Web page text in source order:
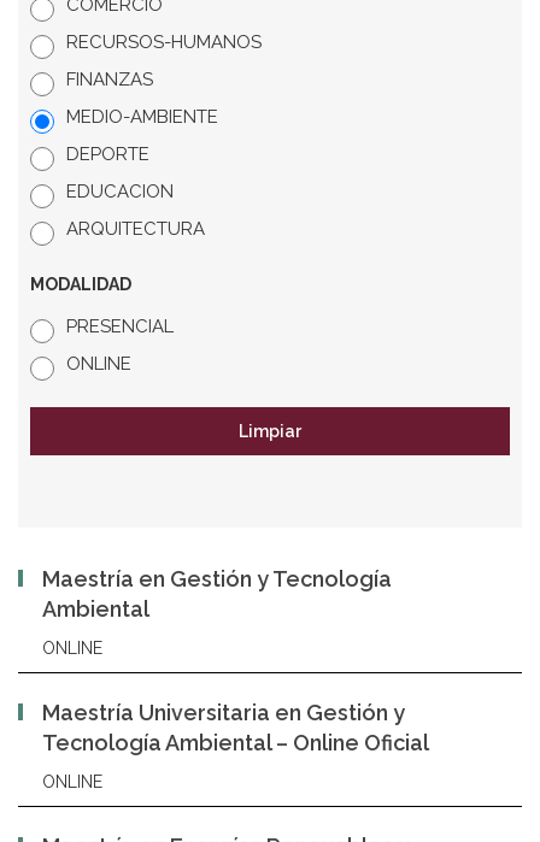
COMERCIO
RECURSOS-HUMANOS
FINANZAS
MEDIO-AMBIENTE
DEPORTE
EDUCACION
ARQUITECTURA
MODALIDAD
PRESENCIAL
ONLINE
Limpiar
Maestría en Gestión y Tecnología
Ambiental
ONLINE
Maestría Universitaria en Gestión y
Tecnología Ambiental – Online Oficial
ONLINE